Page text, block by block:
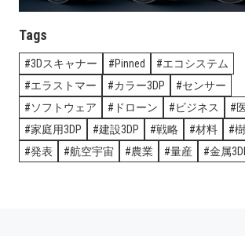
Tags
3Dスキャナー Pinned
エコシステム
エラストマー
カラー3DP
センサー
ソフトウェア
ドローン ビジネス
家庭用3DP
建設3DP 戦略 材料
発表
航空宇宙 農業 量産 金属